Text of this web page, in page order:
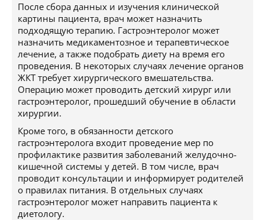
После сбора данных и изучения клинической
картины пациента, врач может назначить
подходящую терапию. Гастроэнтеролог может
назначить медикаментозное и терапевтическое
лечение, а также подобрать диету на время его
проведения. В некоторых случаях лечение органов
ЖКТ требует хирургического вмешательства.
Операцию может проводить детский хирург или
гастроэнтеролог, прошедший обучение в области
хирургии.
Кроме того, в обязанности детского
гастроэнтеролога входит проведение мер по
профилактике развития заболеваний желудочно-
кишечной системы у детей. В том числе, врач
проводит консультации и информирует родителей
о правилах питания. В отдельных случаях
гастроэнтеролог может направить пациента к
диетологу.